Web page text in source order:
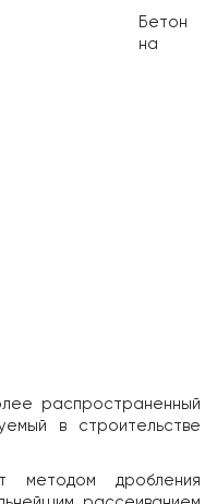
Бетон
на
распространенный
в строительстве
методом дробления